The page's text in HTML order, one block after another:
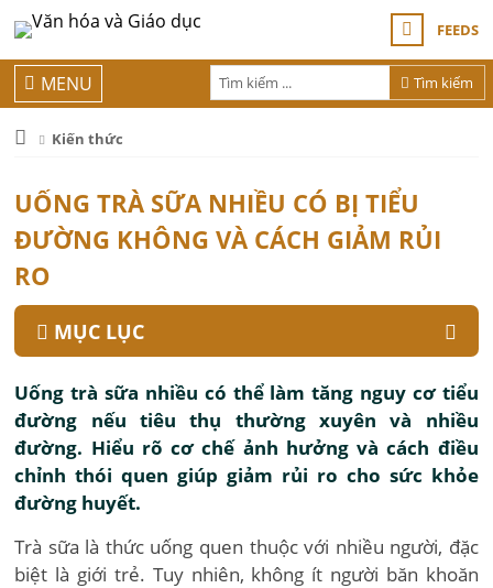
FEEDS
Tìm kiếm
MENU
Kiến thức
UỐNG TRÀ SỮA NHIỀU CÓ BỊ TIỂU
ĐƯỜNG KHÔNG VÀ CÁCH GIẢM RỦI
RO
MỤC LỤC
Uống trà sữa nhiều có thể làm tăng nguy cơ tiểu
đường nếu tiêu thụ thường xuyên và nhiều
đường. Hiểu rõ cơ chế ảnh hưởng và cách điều
chỉnh thói quen giúp giảm rủi ro cho sức khỏe
đường huyết.
Trà sữa là thức uống quen thuộc với nhiều người, đặc
biệt là giới trẻ. Tuy nhiên, không ít người băn khoăn